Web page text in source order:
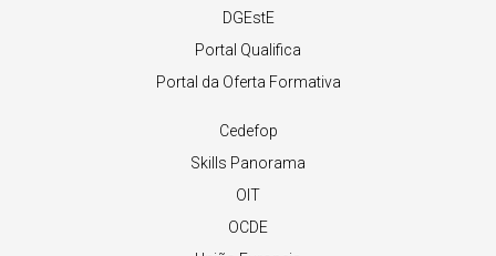
DGEstE
Portal Qualifica
Portal da Oferta Formativa
Cedefop
Skills Panorama
OIT
OCDE